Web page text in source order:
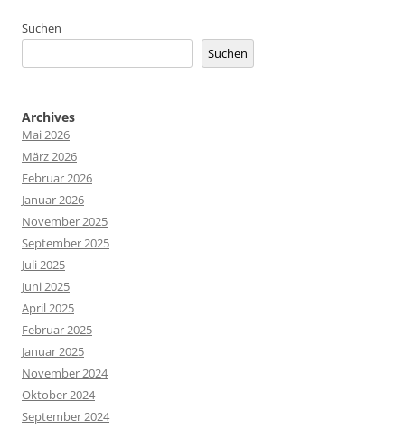
Suchen
Suchen
Archives
Mai 2026
März 2026
Februar 2026
Januar 2026
November 2025
September 2025
Juli 2025
Juni 2025
April 2025
Februar 2025
Januar 2025
November 2024
Oktober 2024
September 2024